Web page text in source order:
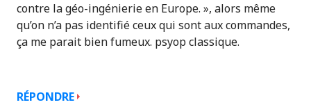
contre la géo-ingénierie en Europe. », alors même
qu’on n’a pas identifié ceux qui sont aux commandes,
ça me parait bien fumeux. psyop classique.
RÉPONDRE